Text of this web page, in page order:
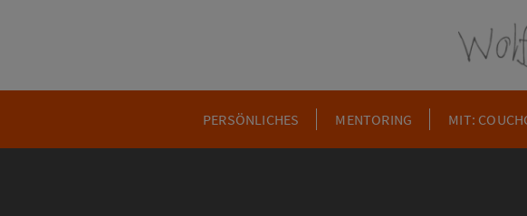
PERSÖNLICHES MENTORING MIT: